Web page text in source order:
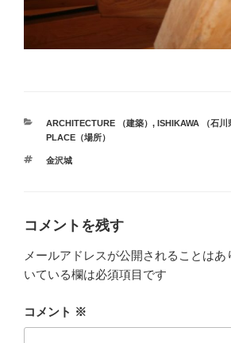
カ
テ
リ
ARCHITECTURE （建築） , ISHIKAWA （石川
PLACE（場所）
タ
金沢城
コメントを残す
メールアドレスが公開されることはあ
いている欄は必須項目です
コメント ※